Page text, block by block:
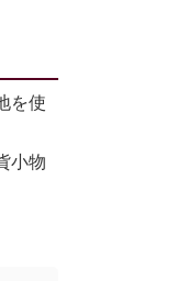
を使
小物